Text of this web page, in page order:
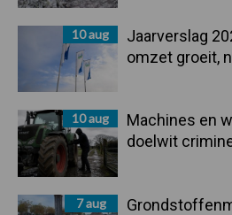
10 aug
Jaarverslag
omzet groeit,
10 aug
Machines en
doelwit
7 aug